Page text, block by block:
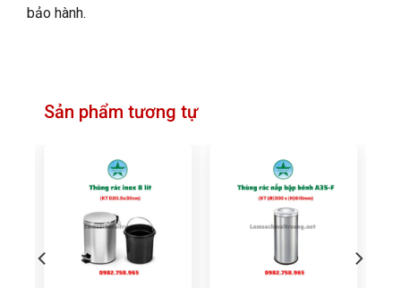
bảo hành.
Sản phẩm tương tự